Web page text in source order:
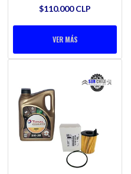
$110.000 CLP
VER MÁS